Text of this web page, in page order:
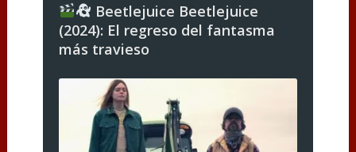
Beetlejuice Beetlejuice
(2024): El regreso del fantasma
más travieso